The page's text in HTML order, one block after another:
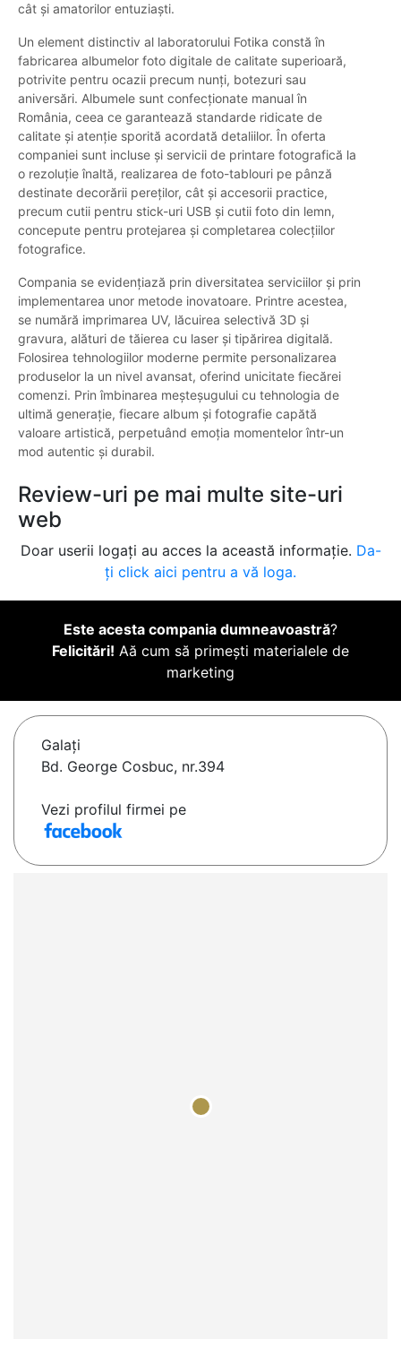
cât și amatorilor entuziaști.
Un element distinctiv al laboratorului Fotika constă în
fabricarea albumelor foto digitale de calitate superioară,
potrivite pentru ocazii precum nunți, botezuri sau
aniversări. Albumele sunt confecționate manual în
România, ceea ce garantează standarde ridicate de
calitate și atenție sporită acordată detaliilor. În oferta
companiei sunt incluse și servicii de printare fotografică la
o rezoluție înaltă, realizarea de foto-tablouri pe pânză
destinate decorării pereților, cât și accesorii practice,
precum cutii pentru stick-uri USB și cutii foto din lemn,
concepute pentru protejarea și completarea colecțiilor
fotografice.
Compania se evidențiază prin diversitatea serviciilor și prin
implementarea unor metode inovatoare. Printre acestea,
se numără imprimarea UV, lăcuirea selectivă 3D și
gravura, alături de tăierea cu laser și tipărirea digitală.
Folosirea tehnologiilor moderne permite personalizarea
produselor la un nivel avansat, oferind unicitate fiecărei
comenzi. Prin îmbinarea meșteșugului cu tehnologia de
ultimă generație, fiecare album și fotografie capătă
valoare artistică, perpetuând emoția momentelor într-un
mod autentic și durabil.
Review-uri pe mai multe site-uri
web
Doar userii logați au acces la această informație. Da-
ți click aici pentru a vă loga.
Este acesta compania dumneavoastră?
Felicitări! Aă cum să primești materialele de
marketing
Galaţi
Bd. George Cosbuc, nr.394
Vezi profilul firmei pe